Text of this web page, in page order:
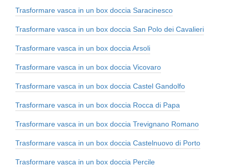
Trasformare vasca in un box doccia Saracinesco
Trasformare vasca in un box doccia San Polo dei Cavalieri
Trasformare vasca in un box doccia Arsoli
Trasformare vasca in un box doccia Vicovaro
Trasformare vasca in un box doccia Castel Gandolfo
Trasformare vasca in un box doccia Rocca di Papa
Trasformare vasca in un box doccia Trevignano Romano
Trasformare vasca in un box doccia Castelnuovo di Porto
Trasformare vasca in un box doccia Percile